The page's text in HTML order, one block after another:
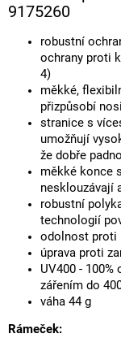
9175260
robustní
ochrany proti
4)
měkké,
přizpůsobí
stranice s
umožňují
že dobře
měkké konce
nesklouzávají
robustní
technologií
odolnost proti
úprava proti
UV400 - 100%
zářením do
váha 44 g
Rámeček: